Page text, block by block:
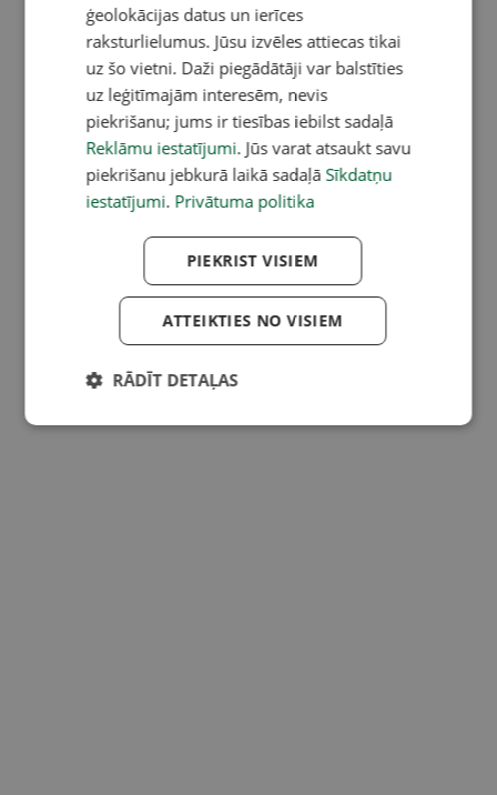
ģeolokācijas datus un ierīces
raksturlielumus. Jūsu izvēles attiecas tikai
uz šo vietni. Daži piegādātāji var balstīties
uz leģitīmajām interesēm, nevis
piekrišanu; jums ir tiesības iebilst sadaļā
Reklāmu iestatījumi. Jūs varat atsaukt savu
piekrišanu jebkurā laikā sadaļā Sīkdatņu
iestatījumi. Privātuma politika
PIEKRIST VISIEM
ATTEIKTIES NO VISIEM
RĀDĪT DETAĻAS